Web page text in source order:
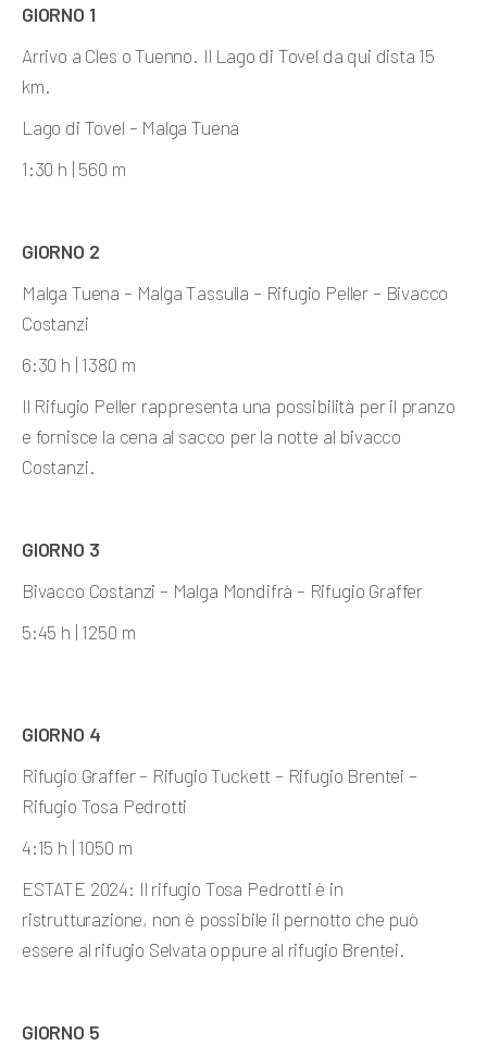
GIORNO 1
Arrivo a Cles o Tuenno. Il Lago di Tovel da qui dista 15
km.
Lago di Tovel – Malga Tuena
1:30 h | 560 m
GIORNO 2
Malga Tuena – Malga Tassulla – Rifugio Peller – Bivacco
Costanzi
6:30 h | 1380 m
Il Rifugio Peller rappresenta una possibilità per il pranzo
e fornisce la cena al sacco per la notte al bivacco
Costanzi.
GIORNO 3
Bivacco Costanzi – Malga Mondifrà – Rifugio Graffer
5:45 h | 1250 m
GIORNO 4
Rifugio Graffer – Rifugio Tuckett – Rifugio Brentei –
Rifugio Tosa Pedrotti
4:15 h | 1050 m
ESTATE 2024: Il rifugio Tosa Pedrotti è in
ristrutturazione, non è possibile il pernotto che può
essere al rifugio Selvata oppure al rifugio Brentei.
GIORNO 5